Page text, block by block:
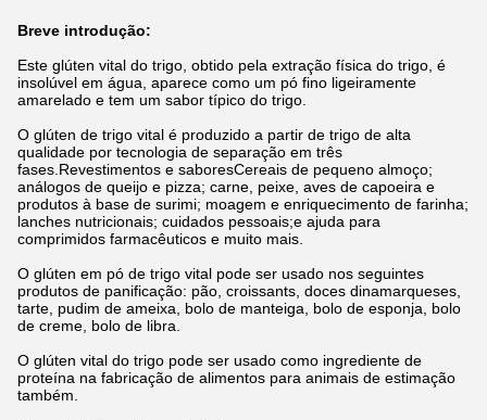
Breve introdução:
Este glúten vital do trigo, obtido pela extração física do trigo, é
insolúvel em água, aparece como um pó fino ligeiramente
amarelado e tem um sabor típico do trigo.
O glúten de trigo vital é produzido a partir de trigo de alta
qualidade por tecnologia de separação em três
fases.Revestimentos e saboresCereais de pequeno almoço;
análogos de queijo e pizza; carne, peixe, aves de capoeira e
produtos à base de surimi; moagem e enriquecimento de farinha;
lanches nutricionais; cuidados pessoais;e ajuda para
comprimidos farmacêuticos e muito mais.
O glúten em pó de trigo vital pode ser usado nos seguintes
produtos de panificação: pão, croissants, doces dinamarqueses,
tarte, pudim de ameixa, bolo de manteiga, bolo de esponja, bolo
de creme, bolo de libra.
O glúten vital do trigo pode ser usado como ingrediente de
proteína na fabricação de alimentos para animais de estimação
também.